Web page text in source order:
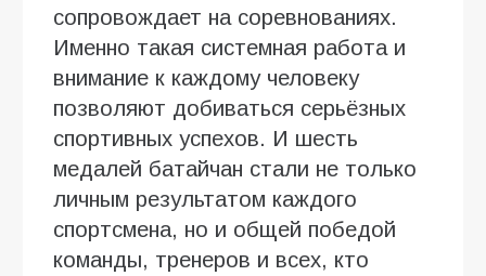
сопровождает на соревнованиях.
Именно такая системная работа и
внимание к каждому человеку
позволяют добиваться серьёзных
спортивных успехов. И шесть
медалей батайчан стали не только
личным результатом каждого
спортсмена, но и общей победой
команды, тренеров и всех, кто